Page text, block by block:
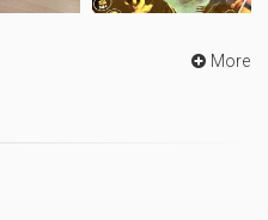
More